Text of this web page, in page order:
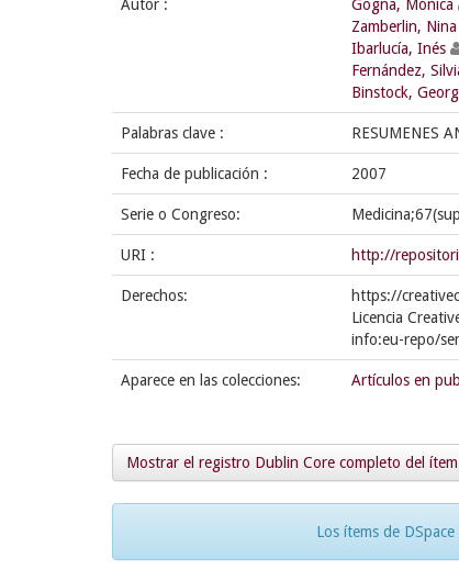
Autor :
Gogna, Mónica
Zamberlin, Nina
Ibarlucía, Inés
Fernández,
Binstock,
Palabras clave : RESUMENES
Fecha de publicación : 2007
Serie o Congreso:
URI : http://
Derechos:
https://
Licencia
info:eu-repo/
Aparece en las colecciones: Artículos en
Mostrar el registro Dublin Core completo del ítem
Los ítems de